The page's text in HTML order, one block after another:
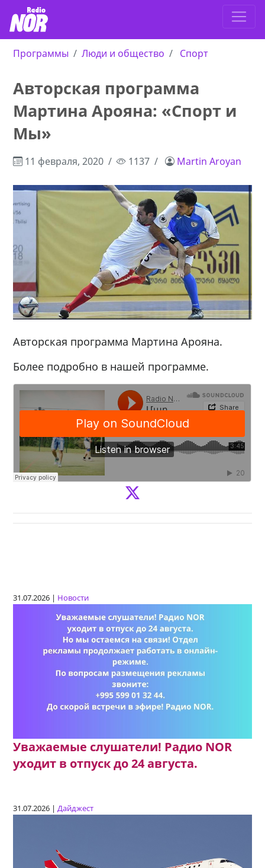
Программы Люди и общество Спорт
Авторская программа
Мартина Арояна: «Спорт и
Мы»
11 февраля, 2020 1137 Martin Aroyan
Авторская программа Мартина Арояна.
Более подробно в нашей программе.
31.07.2026 | Новости
Уважаемые слушатели! Радио NOR
уходит в отпуск до 24 августа.
31.07.2026 |Дайджест